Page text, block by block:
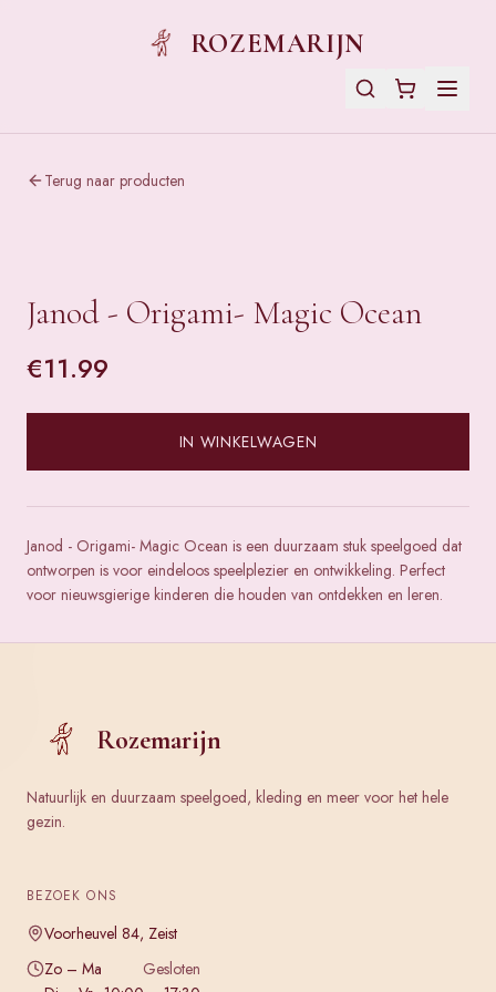
ROZEMARIJN
Terug naar producten
Janod - Origami- Magic Ocean
€11.99
IN WINKELWAGEN
Janod - Origami- Magic Ocean is een duurzaam stuk speelgoed dat
ontworpen is voor eindeloos speelplezier en ontwikkeling. Perfect
voor nieuwsgierige kinderen die houden van ontdekken en leren.
Rozemarijn
Natuurlijk en duurzaam speelgoed, kleding en meer voor het hele
gezin.
BEZOEK ONS
Voorheuvel 84, Zeist
Zo – Ma
Gesloten